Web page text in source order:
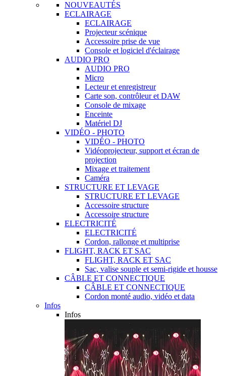
NOUVEAUTÉS
ECLAIRAGE
ECLAIRAGE
Projecteur scénique
Accessoire prise de vue
Console et logiciel d'éclairage
AUDIO PRO
AUDIO PRO
Micro
Lecteur et enregistreur
Carte son, contrôleur et DAW
Console de mixage
Enceinte
Matériel DJ
VIDÉO - PHOTO
VIDÉO - PHOTO
Vidéoprojecteur, support et écran de
projection
Mixage et traitement
Caméra
STRUCTURE ET LEVAGE
STRUCTURE ET LEVAGE
Accessoire structure
Accessoire structure
ELECTRICITÉ
ELECTRICITÉ
Cordon, rallonge et multiprise
FLIGHT, RACK ET SAC
FLIGHT, RACK ET SAC
Sac, valise souple et semi-rigide et housse
CÂBLE ET CONNECTIQUE
CÂBLE ET CONNECTIQUE
Cordon monté audio, vidéo et data
Infos
Infos